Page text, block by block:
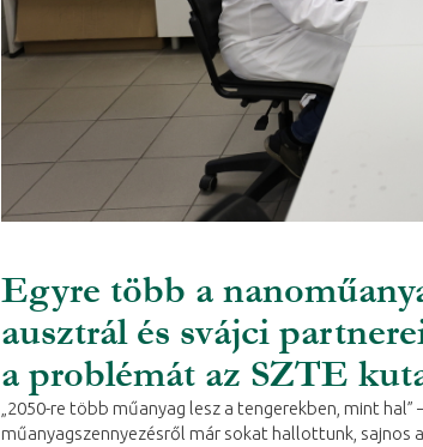
Egyre több a
ausztrál és svájci
a problémát az SZTE
„2050-re több műanyag lesz a tengerekben, mint hal”
műanyagszennyezésről már sokat hallottunk, sajnos